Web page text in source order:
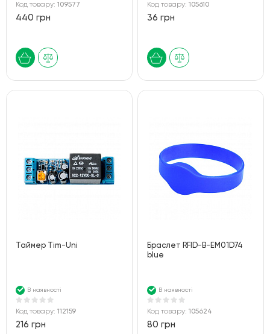
Код товару: 109577
440 грн
Код товару:105610
36 грн
Таймер Tim-Uni
В наявності
Код товару: 112159
216 грн
Браслет RFID-B-EM01D74
blue
В наявності
Код товару:105624
80 грн